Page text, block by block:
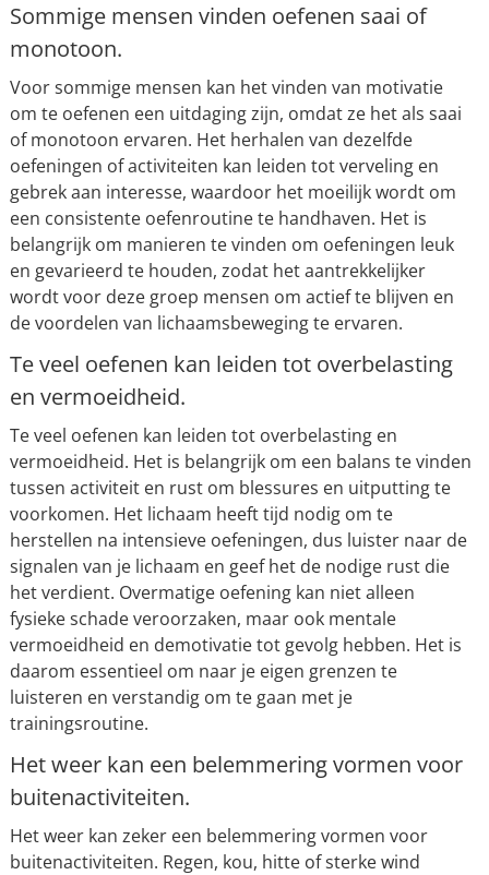
Sommige mensen vinden oefenen saai of
monotoon.
Voor sommige mensen kan het vinden van motivatie
om te oefenen een uitdaging zijn, omdat ze het als saai
of monotoon ervaren. Het herhalen van dezelfde
oefeningen of activiteiten kan leiden tot verveling en
gebrek aan interesse, waardoor het moeilijk wordt om
een consistente oefenroutine te handhaven. Het is
belangrijk om manieren te vinden om oefeningen leuk
en gevarieerd te houden, zodat het aantrekkelijker
wordt voor deze groep mensen om actief te blijven en
de voordelen van lichaamsbeweging te ervaren.
Te veel oefenen kan leiden tot overbelasting
en vermoeidheid.
Te veel oefenen kan leiden tot overbelasting en
vermoeidheid. Het is belangrijk om een balans te vinden
tussen activiteit en rust om blessures en uitputting te
voorkomen. Het lichaam heeft tijd nodig om te
herstellen na intensieve oefeningen, dus luister naar de
signalen van je lichaam en geef het de nodige rust die
het verdient. Overmatige oefening kan niet alleen
fysieke schade veroorzaken, maar ook mentale
vermoeidheid en demotivatie tot gevolg hebben. Het is
daarom essentieel om naar je eigen grenzen te
luisteren en verstandig om te gaan met je
trainingsroutine.
Het weer kan een belemmering vormen voor
buitenactiviteiten.
Het weer kan zeker een belemmering vormen voor
buitenactiviteiten. Regen, kou, hitte of sterke wind